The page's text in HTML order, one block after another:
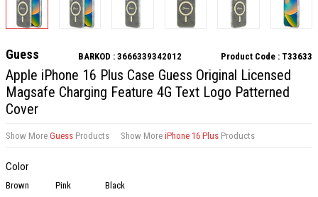
Guess BARKOD : 3666339342012 Product Code : T33633
Apple iPhone 16 Plus Case Guess Original Licensed
Magsafe Charging Feature 4G Text Logo Patterned
Cover
Show More Guess Products Show More iPhone 16 Plus Products
Color
Brown Pink Black